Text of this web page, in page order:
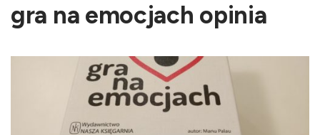
gra na emocjach opinia